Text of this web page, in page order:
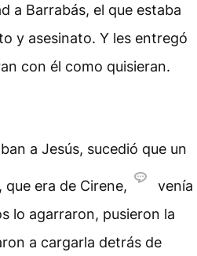
a Barrabás, el que estaba
y asesinato. Y les entregó
con él como quisieran.
a Jesús, sucedió que un
era de Cirene,
venía
lo agarraron, pusieron la
a cargarla detrás de